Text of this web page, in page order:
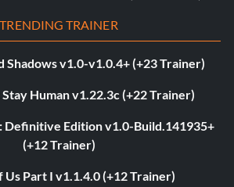
TRENDING TRAINER
Shadows v1.0-v1.0.4+ (+23 Trainer)
Stay Human v1.22.3c (+22 Trainer)
Definitive Edition v1.0-Build.141935+
(+12 Trainer)
Us Part I v1.1.4.0 (+12 Trainer)